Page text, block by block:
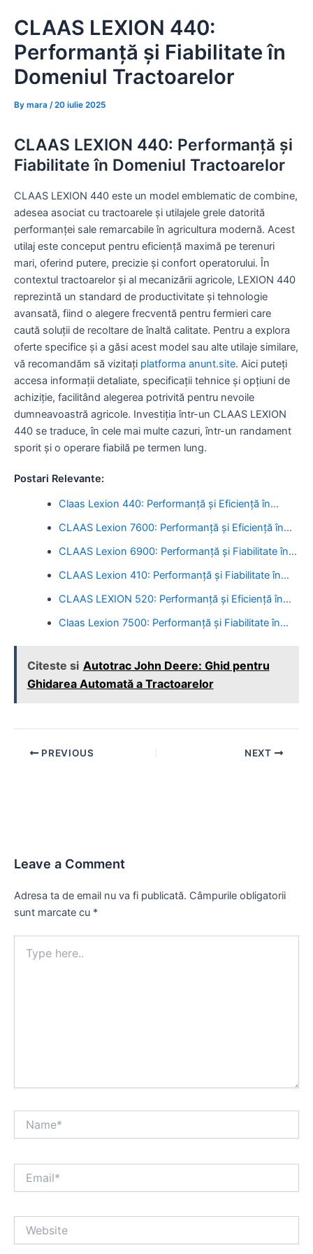
content
CLAAS LEXION 440:
Performanță și Fiabilitate în
Domeniul Tractoarelor
By mara /20 iulie 2025
CLAAS LEXION 440: Performanță și
Fiabilitate în Domeniul Tractoarelor
CLAAS LEXION 440 este un model emblematic de combine,
adesea asociat cu tractoarele și utilajele grele datorită
performanței sale remarcabile în agricultura modernă. Acest
utilaj este conceput pentru eficiență maximă pe terenuri
mari, oferind putere, precizie și confort operatorului. În
contextul tractoarelor și al mecanizării agricole, LEXION 440
reprezintă un standard de productivitate și tehnologie
avansată, fiind o alegere frecventă pentru fermieri care
caută soluții de recoltare de înaltă calitate. Pentru a explora
oferte specifice și a găsi acest model sau alte utilaje similare,
vă recomandăm să vizitați platforma anunt.site. Aici puteți
accesa informații detaliate, specificații tehnice și opțiuni de
achiziție, facilitând alegerea potrivită pentru nevoile
dumneavoastră agricole. Investiția într-un CLAAS LEXION
440 se traduce, în cele mai multe cazuri, într-un randament
sporit și o operare fiabilă pe termen lung.
Postari Relevante:
Claas Lexion 440: Performanță și Eficiență în…
CLAAS Lexion 7600: Performanță și Eficiență în…
CLAAS Lexion 6900: Performanță și Fiabilitate în…
CLAAS Lexion 410: Performanță și Fiabilitate în…
CLAAS LEXION 520: Performanță și Eficiență în…
Claas Lexion 7500: Performanță și Fiabilitate în…
Citeste si Autotrac John Deere: Ghid pentru
Ghidarea Automată a Tractoarelor
Post PREVIOUS NEXT
Leave a Comment
Adresa ta de email nu va fi publicată. Câmpurile obligatorii
sunt marcate cu *
here..